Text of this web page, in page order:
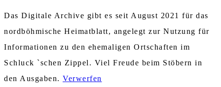
Das Digitale Archive gibt es seit August 2021 für das
nordböhmische Heimatblatt, angelegt zur Nutzung für
Informationen zu den ehemaligen Ortschaften im
Schluck `schen Zippel. Viel Freude beim Stöbern in
den Ausgaben. Verwerfen